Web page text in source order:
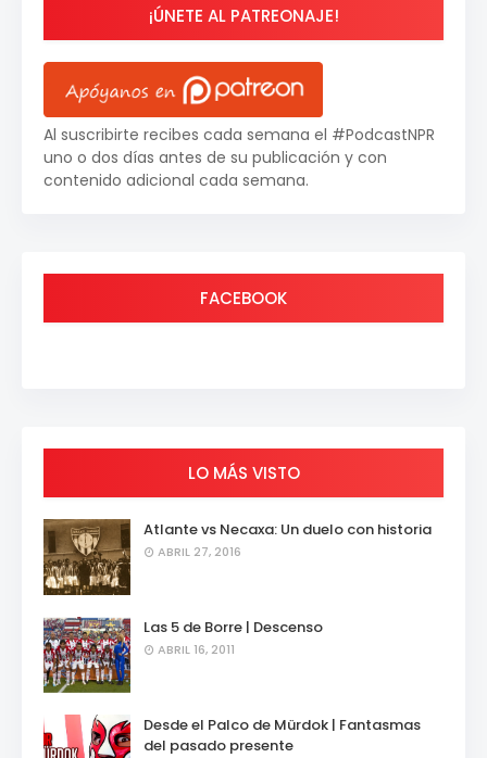
¡ÚNETE AL PATREONAJE!
Al suscribirte recibes cada semana el #PodcastNPR
uno o dos días antes de su publicación y con
contenido adicional cada semana.
FACEBOOK
LO MÁS VISTO
Atlante vs Necaxa: Un duelo con historia
ABRIL 27, 2016
Las 5 de Borre | Descenso
ABRIL 16, 2011
Desde el Palco de Mürdok | Fantasmas
del pasado presente